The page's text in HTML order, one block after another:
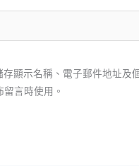
存顯示名稱、電子郵件地址及
言時使用。